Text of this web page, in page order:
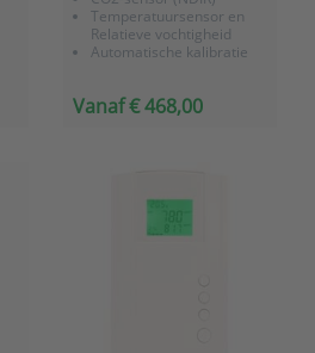
Temperatuursensor en
Relatieve vochtigheid
Automatische kalibratie
luchtkwaliteit middels TFT
Vanaf € 468,00